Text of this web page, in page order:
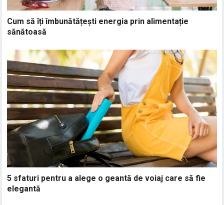
Cum să îți îmbunătățești energia prin alimentație
sănătoasă
5 sfaturi pentru a alege o geantă de voiaj care să fie
elegantă